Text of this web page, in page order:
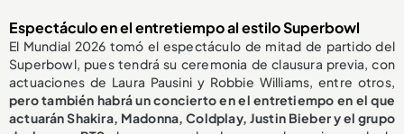
Espectáculo en el entretiempo al estilo Superbowl
El Mundial 2026 tomó el espectáculo de mitad de partido del
Superbowl, pues tendrá su ceremonia de clausura previa, con
actuaciones de Laura Pausini y Robbie Williams, entre otros,
pero también habrá un concierto en el entretiempo en el que
actuarán Shakira, Madonna, Coldplay, Justin Bieber y el grupo